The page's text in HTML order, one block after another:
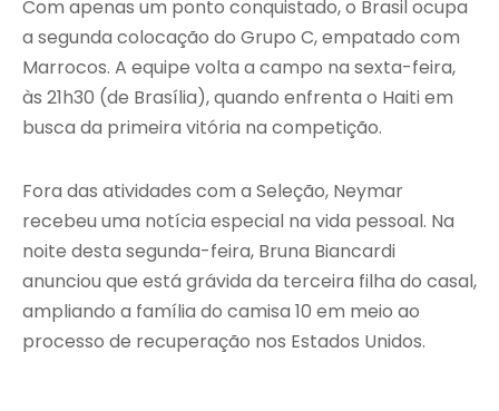
Com apenas um ponto conquistado, o Brasil ocupa
a segunda colocação do Grupo C, empatado com
Marrocos. A equipe volta a campo na sexta-feira,
às 21h30 (de Brasília), quando enfrenta o Haiti em
busca da primeira vitória na competição.
Fora das atividades com a Seleção, Neymar
recebeu uma notícia especial na vida pessoal. Na
noite desta segunda-feira, Bruna Biancardi
anunciou que está grávida da terceira filha do casal,
ampliando a família do camisa 10 em meio ao
processo de recuperação nos Estados Unidos.